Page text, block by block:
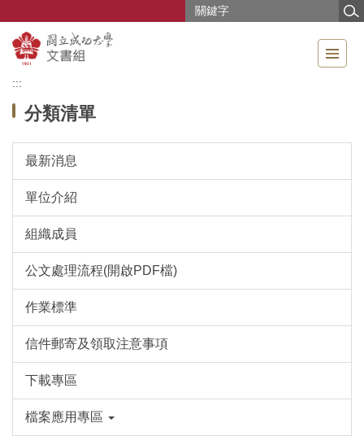
主
要
內
區
:::
分類清單
最新消息
單位介紹
組織成員
公文處理流程(開啟PDF檔)
作業標準
信件郵寄及領取注意事項
下載專區
檔案應用專區